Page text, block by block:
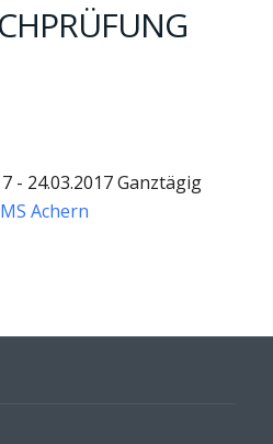
- 24.03.2017Ganztägig
Achern